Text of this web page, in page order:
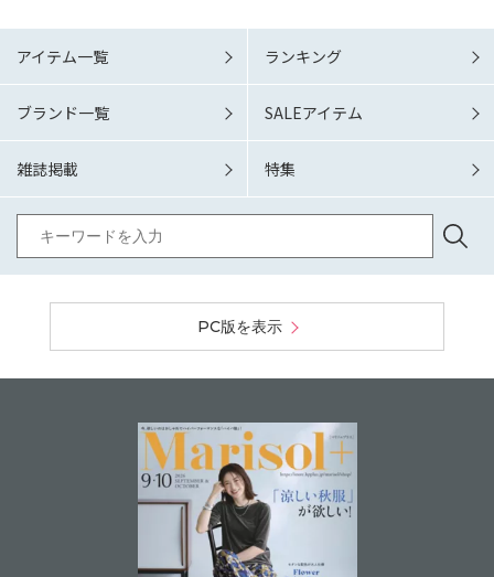
アイテム一覧 ランキング
ブランド一覧 SALEアイテム
雑誌掲載 特集
PC版を表示